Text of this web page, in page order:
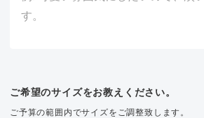
ご希望のサイズをお教えください。
ご予算の範囲内でサイズをご調整致します。